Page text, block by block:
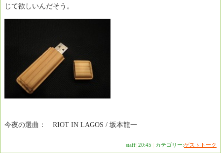
じて欲しいんだそう。
今夜の選曲： RIOT IN LAGOS / 坂本龍一
staff 20:45 カテゴリー:ゲストトーク